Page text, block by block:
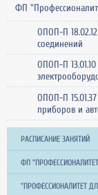
ФП
ОПОП-П
соединений
ОПОП-П
ОПОП-П
приборов и
РАСПИСАНИЕ ЗАНЯТИЙ
ФП
"ПРОФЕССИОНАЛИТЕТ